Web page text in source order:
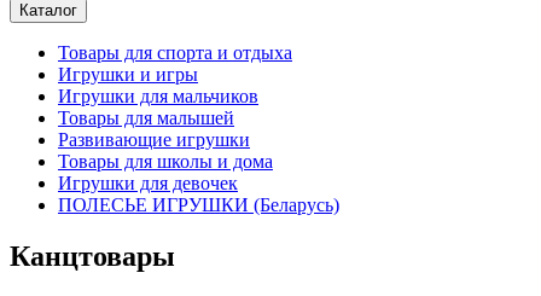
Каталог
Товары для спорта и отдыха
Игрушки и игры
Игрушки для мальчиков
Товары для малышей
Развивающие игрушки
Товары для школы и дома
Игрушки для девочек
ПОЛЕСЬЕ ИГРУШКИ (Беларусь)
Канцтовары